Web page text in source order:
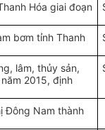
Hóa giai đoạn
bơm tỉnh Thanh
lâm, thủy sản,
2015, định
Đông Nam thành